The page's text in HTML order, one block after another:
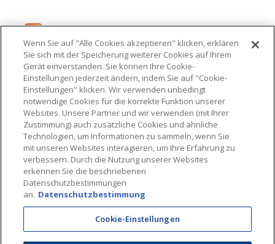
Wenn Sie auf "Alle Cookies akzeptieren" klicken, erklären
Sie sich mit der Speicherung weiterer Cookies auf Ihrem
Gerät einverstanden. Sie können Ihre Cookie-
Einstellungen jederzeit ändern, indem Sie auf "Cookie-
Einstellungen" klicken. Wir verwenden unbedingt
notwendige Cookies für die korrekte Funktion unserer
Websites. Unsere Partner und wir verwenden (mit Ihrer
Zustimmung) auch zusätzliche Cookies und ähnliche
Technologien, um Informationen zu sammeln, wenn Sie
mit unseren Websites interagieren, um Ihre Erfahrung zu
verbessern. Durch die Nutzung unserer Websites
erkennen Sie die beschriebenen
Datenschutzbestimmungen
an. Datenschutzbestimmung
Cookie-Einstellungen